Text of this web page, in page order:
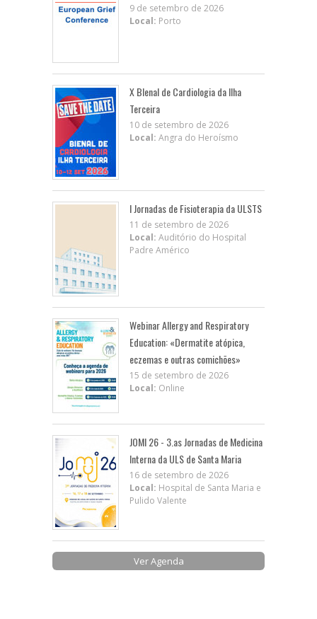
9 de setembro de 2026
Local: Porto
X BIenal de Cardiologia da Ilha
Terceira
10 de setembro de 2026
Local: Angra do Heroísmo
I Jornadas de Fisioterapia da ULSTS
11 de setembro de 2026
Local: Auditório do Hospital
Padre Américo
Webinar Allergy and Respiratory
Education: «Dermatite atópica,
eczemas e outras comichões»
15 de setembro de 2026
Local: Online
JOMI 26 - 3.as Jornadas de Medicina
Interna da ULS de Santa Maria
16 de setembro de 2026
Local: Hospital de Santa Maria e
Pulido Valente
Ver Agenda